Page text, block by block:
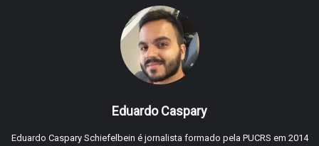
Eduardo Caspary
Eduardo Caspary Schiefelbein é jornalista formado pela PUCRS em 2014